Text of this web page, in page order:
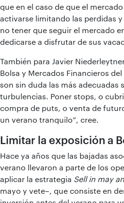
que en el caso de que el
activarse limitando las perdidas
no tener que seguir el mercado
dedicarse a disfrutar de sus
También para Javier
Bolsa y Mercados Financieros
son sin duda las más adecuadas
turbulencias. Poner stops, o
compra de puts, o venta de
un verano tranquilo”, cree.
Limitar la exposición a
Hace ya años que las bajadas
verano llevaron a parte de los
aplicar la estrategia Sell in may
mayo y vete–, que consiste en